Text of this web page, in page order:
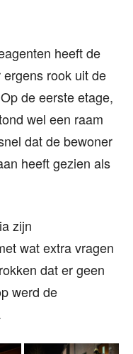
heeft de
rook uit de
de eerste etage,
wel een raam
dat de bewoner
heeft gezien als
zijn
wat extra vragen
dat er geen
werd de